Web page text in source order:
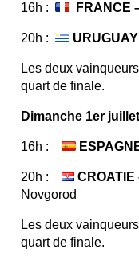
16h : FRANCE
20h :
Les deux
quart de finale.
Dimanche 1er
16h :
20h :
Novgorod
Les deux
quart de finale.